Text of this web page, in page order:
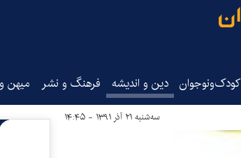
کودک‌ونوجوان دین و اندیشه فرهنگ و نشر میهن
سه‌شنبه ۲۱ آذر ۱۳۹۱ - ۱۴:۴۵